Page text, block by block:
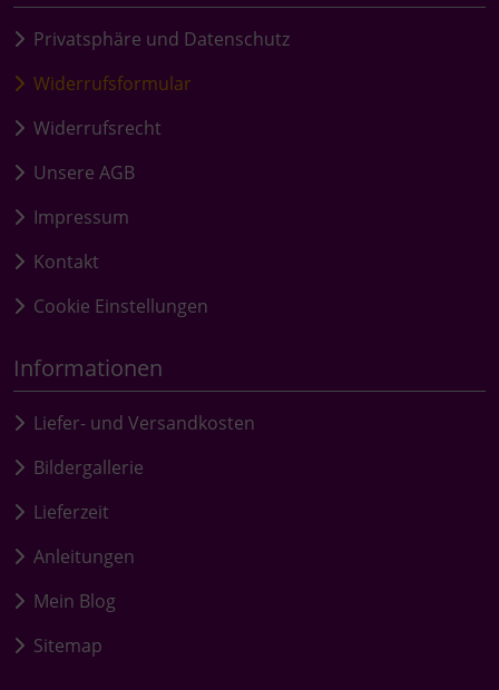
Privatsphäre und Datenschutz
Widerrufsformular
Widerrufsrecht
Unsere AGB
Impressum
Kontakt
Cookie Einstellungen
Informationen
Liefer- und Versandkosten
Bildergallerie
Lieferzeit
Anleitungen
Mein Blog
Sitemap